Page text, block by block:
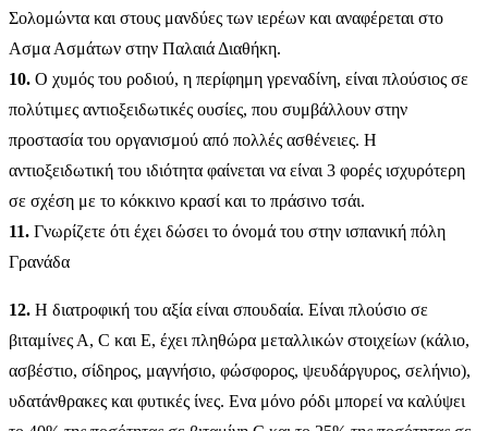
Σολομώντα και στους μανδύες των ιερέων και αναφέρεται στο
Aσμα Ασμάτων στην Παλαιά Διαθήκη.
10. Ο χυμός του ροδιού, η περίφημη γρεναδίνη, είναι πλούσιος σε
πολύτιμες αντιοξειδωτικές ουσίες, που συμβάλλουν στην
προστασία του οργανισμού από πολλές ασθένειες. Η
αντιοξειδωτική του ιδιότητα φαίνεται να είναι 3 φορές ισχυρότερη
σε σχέση με το κόκκινο κρασί και το πράσινο τσάι.
11. Γνωρίζετε ότι έχει δώσει το όνομά του στην ισπανική πόλη
Γρανάδα
12. Η διατροφική του αξία είναι σπουδαία. Είναι πλούσιο σε
βιταμίνες Α, C και Ε, έχει πληθώρα μεταλλικών στοιχείων (κάλιο,
ασβέστιο, σίδηρος, μαγνήσιο, φώσφορος, ψευδάργυρος, σελήνιο),
υδατάνθρακες και φυτικές ίνες. Ενα μόνο ρόδι μπορεί να καλύψει